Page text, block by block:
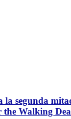
la segunda
the Walking